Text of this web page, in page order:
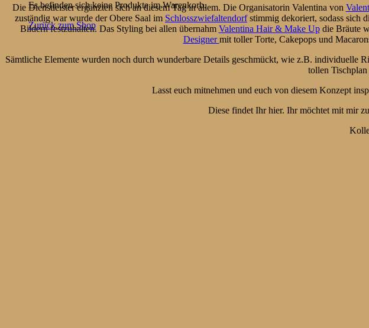
Es befinden sich keine Produkte im Warenkorb.
Zurück zum Shop
Die Dienstleister ergänzten sich an diesem Tag in allem. Die Organisatorin Valentina von
zuständig war wurde der Obere Saal im Schlosszwiefaltendorfstimmig dekoriert, sodass sich
Bildern festzuhalten. Das Styling bei allen übernahm Valentina Hair & Make Updie Bräute
Designermit toller Torte, Cakepops und
Sämtliche Elemente wurden noch durch wunderbare Details geschmückt, wie z.B. individuelle
tollen
Lasst euch mitnehmen und euch von diesem Konzept
Diese findet Ihr hier. Ihr möchtet mit mir